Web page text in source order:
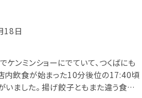
18日
ンミンショーにでていて、つくばにも
内飲食が始まった10分後位の17:40頃
ました。 揚げ餃子ともまた違う食感